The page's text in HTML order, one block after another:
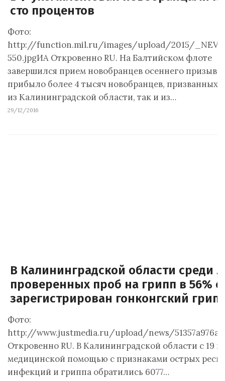
сто процентов
Фото:
http://function.mil.ru/images/upload/2015/
550.jpgИА Откровенно RU. На Балтийском флоте
завершился прием новобранцев осеннего призыва:
прибыло более 4 тысяч новобранцев, призванных
из Калининградской области, так и из…
29/12/2016
В Калининградской области среди
проверенных проб на грипп в 56%
зарегистрирован гонконгский
Фото:
http://www.justmedia.ru/upload/news/
Откровенно RU. В Калининградской области с 19
медицинской помощью с признаками острых
инфекций и гриппа обратились 6077…